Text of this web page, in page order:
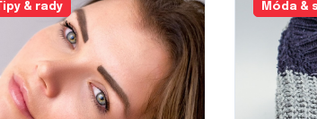
Tipy & rady Móda &